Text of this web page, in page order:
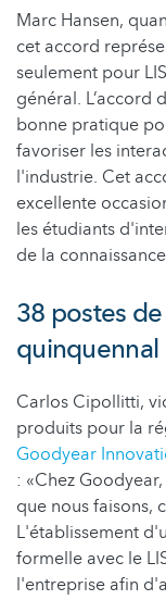
Marc Hansen,
cet accord
seulement pour
général. L’accord
bonne pratique
favoriser les
l'industrie. Cet
excellente
les étudiants
de la
38 postes
quinquennal
Carlos Cipollitti,
produits pour la
Goodyear
: «Chez
que nous faisons,
L'établissement
formelle avec le
l'entreprise afin